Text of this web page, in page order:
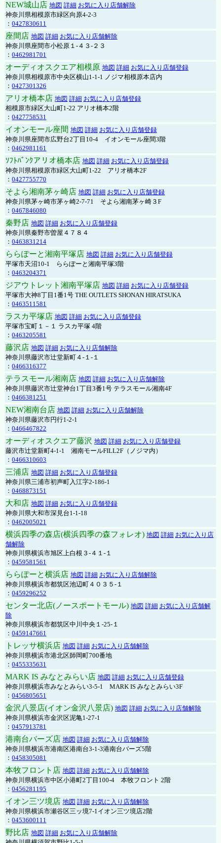
NEW城山店 地図 詳細 お気に入り店舗解除
神奈川県相模原市緑区向原4-2-3
： 0427830611
座間店 地図 詳細 お気に入り店舗解除
神奈川県座間市小松原１-４３-２３
： 0462981701
オーディオスクエア相模原 地図 詳細 お気に入り店舗登録
神奈川県相模原市中央区横山1-1-1 ノジマ相模原本店内
： 0427301326
アリオ橋本店 地図 詳細 お気に入り店舗登録
相模原市緑区大山町1-22 アリオ橋本2階
： 0427758531
イオンモール座間 地図 詳細 お気に入り店舗登録
神奈川県座間市広野台2丁目10-4 イオンモール座間3階
： 0462981161
ｿﾌﾄﾊﾞﾝｸアリオ橋本店 地図 詳細 お気に入り店舗登録
神奈川県相模原市緑区大山町1-22 アリオ橋本2F
： 0427755770
そよら湘南茅ヶ崎店 地図 詳細 お気に入り店舗登録
神奈川県茅ヶ崎市茅ヶ崎2‐7‐71 そよら湘南茅ヶ崎３F
： 0467846080
秦野店 地図 詳細 お気に入り店舗登録
神奈川県秦野市曽屋４７８４
： 0463831214
ららぽーと湘南平塚店 地図 詳細 お気に入り店舗登録
平塚市天沼10-1 ららぽーと湘南平塚3階
： 0463204371
ジアウトレット湘南平塚店 地図 詳細 お気に入り店舗登録
平塚市大神8丁目1番1号 THE OUTLETS SHONAN HIRATSUKA
： 0463511581
ラスカ平塚店 地図 詳細 お気に入り店舗登録
平塚市宝町１－１ ラスカ平塚 4階
： 0463205581
藤沢店 地図 詳細 お気に入り店舗解除
神奈川県藤沢市辻堂新町４-１-１
： 0466316377
テラスモール湘南店 地図 詳細 お気に入り店舗解除
神奈川県藤沢市辻堂神台1丁目3番1号 テラスモール湘南4F
： 0466381251
NEW湘南台店 地図 詳細 お気に入り店舗解除
神奈川県藤沢市円行1-2-1
： 0466467822
オーディオスクエア藤沢 地図 詳細 お気に入り店舗登録
藤沢市辻堂新町4-1-1 湘南モールFILL2F（ノジマ内）
： 0466310603
三浦店 地図 詳細 お気に入り店舗登録
神奈川県三浦市初声町入江字2-186-1
： 0468873151
大和店 地図 詳細 お気に入り店舗登録
神奈川県大和市深見台1-1-18
： 0462005021
横浜四季の森店(横浜四季の森フォレオ) 地図 詳細 お気に入り店
舗解除
神奈川県横浜市旭区上白根３-４１-１
： 0459581561
ららぽーと横浜店 地図 詳細 お気に入り店舗解除
神奈川県横浜市都筑区池辺町４０３５-１
： 0459296252
センター北店(ノースポートモール) 地図 詳細 お気に入り店舗解
除
神奈川県横浜市都筑区中川中央１-25-１
： 0459147661
トレッサ横浜店 地図 詳細 お気に入り店舗解除
神奈川県横浜市港北区師岡町700番地
： 0455335631
MARK IS みなとみらい店 地図 詳細 お気に入り店舗登録
神奈川県横浜市みなとみらい3-5-1 MARK IS みなとみらい3F
： 0456805651
金沢八景店(イオン金沢八景店) 地図 詳細 お気に入り店舗解除
神奈川県横浜市金沢区泥亀1-27-1
： 0457913781
港南台バーズ店 地図 詳細 お気に入り店舗解除
神奈川県横浜市港南区港南台3-1-3港南台バーズ5階
： 0458305081
本牧フロント店 地図 詳細 お気に入り店舗解除
神奈川県横浜市中区小港町2丁目100-4 本牧フロント 2階
： 0456281195
イオン三ツ境店 地図 詳細 お気に入り店舗解除
神奈川県横浜市瀬谷区三ッ境7-1イオン三ツ境店2階
： 0453600111
野比店 地図 詳細 お気に入り店舗解除